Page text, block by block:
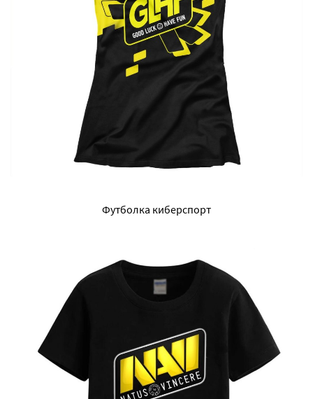
Футболка киберспорт